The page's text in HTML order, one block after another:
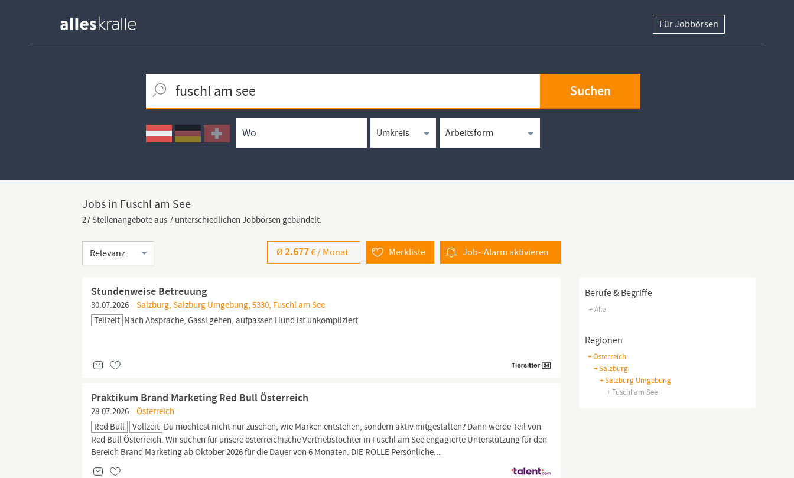
Für Jobbörsen
Ortssuche
Umkreissuche
Arbeitsform
Berufe & Begriffe
+ Alle
Regionen
+ Österreich
+ Salzburg
+ Salzburg Umgebung
+ Fuschl am See
Jobs in Fuschl am See
27 Stellenangebote aus 7 unterschiedlichen Jobbörsen gebündelt.
Sortierung Job- Alarmaktivieren
Merkliste
Ø2.677€ / Monat
Stundenweise Betreuung
30.07.2026
Salzburg, Salzburg Umgebung, 5330, Fuschl am See
Teilzeit Nach Absprache, Gassi gehen, aufpassen Hund ist unkompliziert
Praktikum Brand Marketing Red Bull Österreich
28.07.2026
Österreich
Red Bull
Vollzeit Du möchtest nicht nur zusehen, wie Marken entstehen, sondern aktiv mitgestalten? Dann werde Teil von
Red Bull Österreich. Wir suchen für unsere österreichische Vertriebstochter in Fuschlam Seeengagierte Unterstützung für den
Bereich Brand Marketing ab Oktober 2026 für die Dauer von 6 Monaten. DIE ROLLE Persönliche...